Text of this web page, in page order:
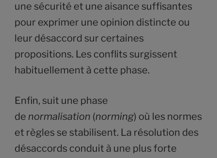
une sécurité et une aisance suffisantes
pour exprimer une opinion distincte ou
leur désaccord sur certaines
propositions. Les conflits surgissent
habituellement à cette phase.
Enfin, suit une phase
de normalisation (norming) où les normes
et règles se stabilisent. La résolution des
désaccords conduit à une plus forte